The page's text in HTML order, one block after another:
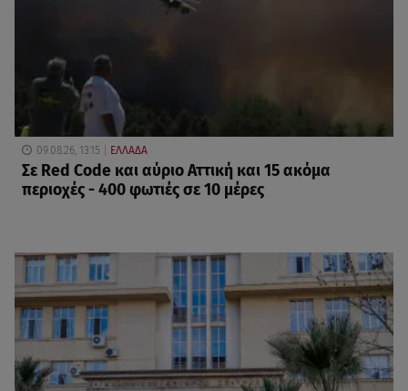
09.08.26, 13:15 ΕΛΛΑΔΑ
Σε Red Code και αύριο Αττική και 15 ακόμα
περιοχές - 400 φωτιές σε 10 μέρες